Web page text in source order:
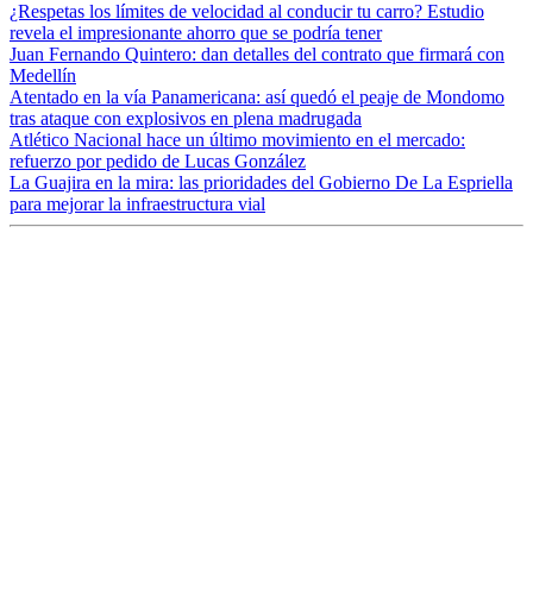
¿Respetas los límites de velocidad al conducir tu carro? Estudio
revela el impresionante ahorro que se podría tener
Juan Fernando Quintero: dan detalles del contrato que firmará con
Medellín
Atentado en la vía Panamericana: así quedó el peaje de Mondomo
tras ataque con explosivos en plena madrugada
Atlético Nacional hace un último movimiento en el mercado:
refuerzo por pedido de Lucas González
La Guajira en la mira: las prioridades del Gobierno De La Espriella
para mejorar la infraestructura vial